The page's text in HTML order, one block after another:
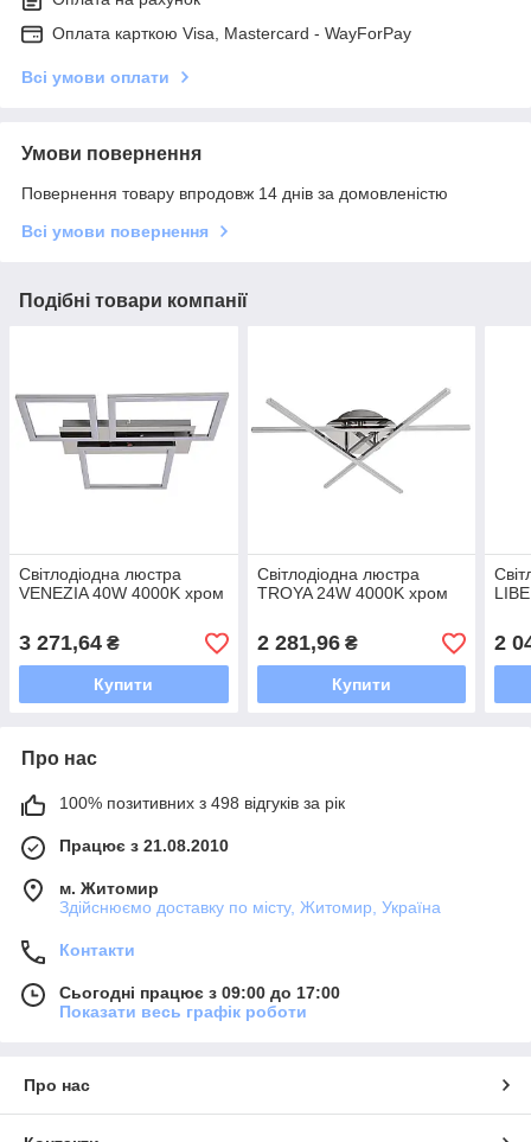
Оплата карткою Visa, Mastercard - WayForPay
Всі умови оплати
Умови повернення
Повернення товару впродовж 14 днів за домовленістю
Всі умови повернення
Подібні товари компанії
Світлодіодна люстра
VENEZIA 40W 4000K хром
3 271,64 ₴
Купити
Світлодіодна люстра
TROYA 24W 4000K хром
2 281,96₴
Купити
2
Про нас
100% позитивних з 498 відгуків за рік
Працює з 21.08.2010
м. Житомир
Здійснюємо доставку по місту, Житомир, Україна
Контакти
Сьогодні працює з 09:00 до 17:00
Показати весь графік роботи
Про нас